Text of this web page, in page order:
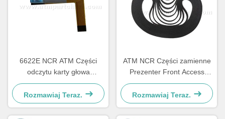
6622E NCR ATM Części
odczytu karty głowa
Komponent odnowa
Rozmawiaj Teraz.
ATM NCR Części zamienne
Prezenter Front Access
LVDT Belt 4450544331
Rozmawiaj Teraz.